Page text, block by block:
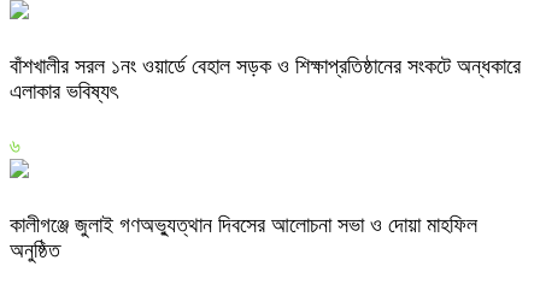
বাঁশখালীর সরল ১নং ওয়ার্ডে বেহাল সড়ক ও শিক্ষাপ্রতিষ্ঠানের সংকটে অন্ধকারে
এলাকার ভবিষ্যৎ
৬
কালীগঞ্জে জুলাই গণঅভ্যুত্থান দিবসের আলোচনা সভা ও দোয়া মাহফিল
অনুষ্ঠিত